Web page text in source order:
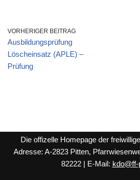
VORHERIGER BEITRAG
Ausbildungsprüfung
Löscheinsatz (APLE) –
Prüfung
Die offizelle Homepage der
Adresse: A-2823 Pitten,
82222 | E-Mail: